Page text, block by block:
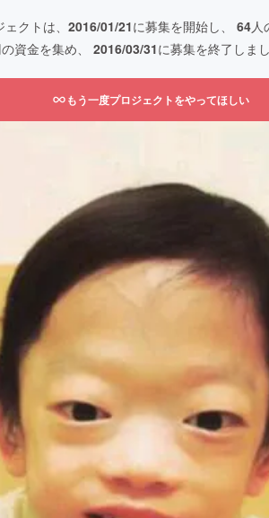
クトは、 2016/01/21に募集を開始し、 64人
資金を集め、 2016/03/31に募集を終了しま
もう一度プロジェクトをやってほしい